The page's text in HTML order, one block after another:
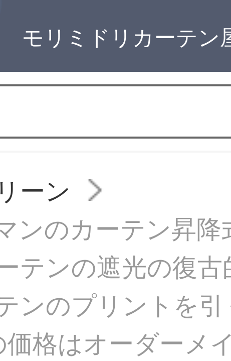
モリミドリカーテン
ーン
ンのカーテン昇
テンの遮光の復
ンのプリントを
格はオーダーメ